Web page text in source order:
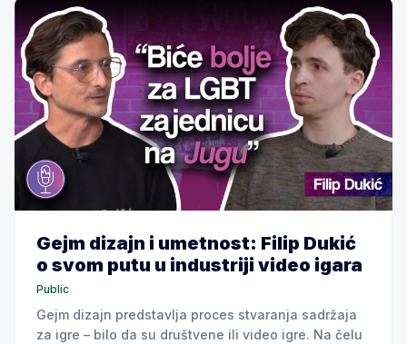
Gejm dizajn i umetnost: Filip Dukić
o svom putu u industriji video igara
Public
Gejm dizajn predstavlja proces stvaranja sadržaja
za igre – bilo da su društvene ili video igre. Na čelu